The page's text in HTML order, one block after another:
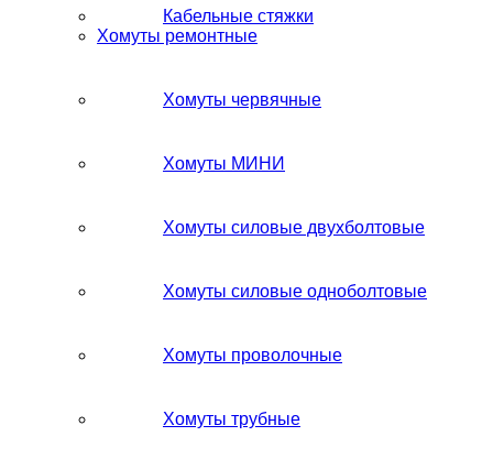
Кабельные стяжки
Хомуты ремонтные
Хомуты червячные
Хомуты МИНИ
Хомуты силовые двухболтовые
Хомуты силовые одноболтовые
Хомуты проволочные
Хомуты трубные